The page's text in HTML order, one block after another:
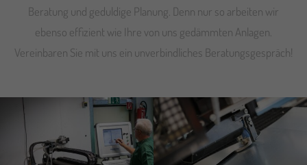
Beratung und geduldige Planung. Denn nur so arbeiten wir
ebenso effizient wie Ihre von uns gedämmten Anlagen.
Vereinbaren Sie mit uns ein unverbindliches Beratungsgespräch!